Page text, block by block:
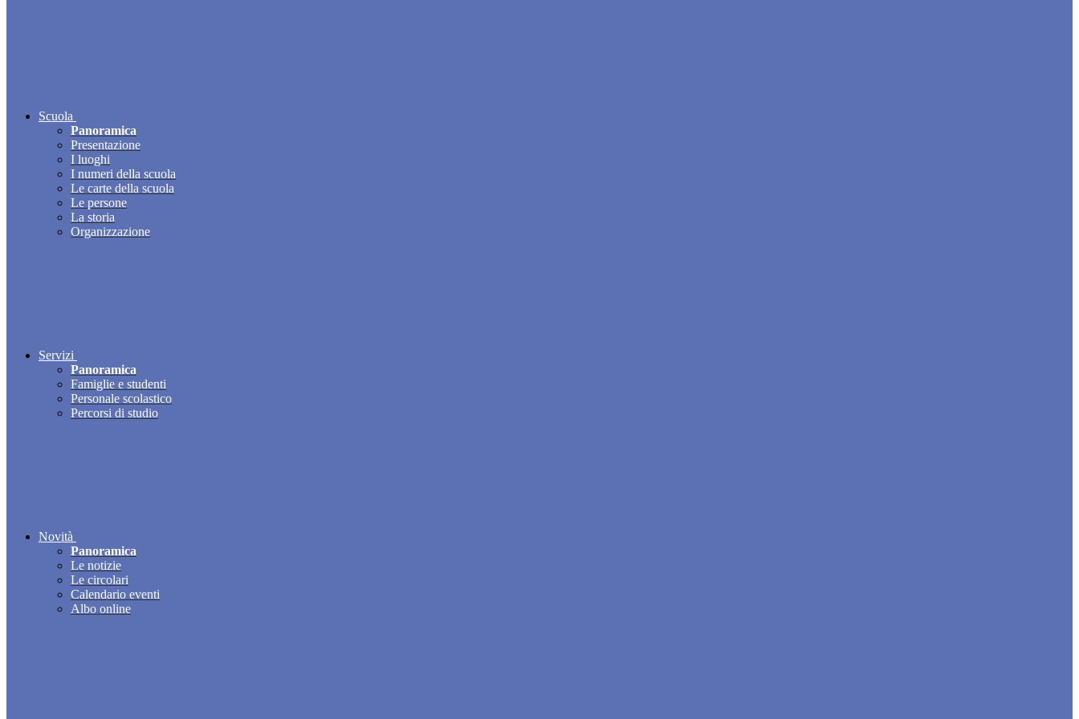
Scuola
Panoramica
Presentazione
I luoghi
I numeri della scuola
Le carte della scuola
Le persone
La storia
Organizzazione
Servizi
Panoramica
Famiglie e studenti
Personale scolastico
Percorsi di studio
Novità
Panoramica
Le notizie
Le circolari
Calendario eventi
Albo online